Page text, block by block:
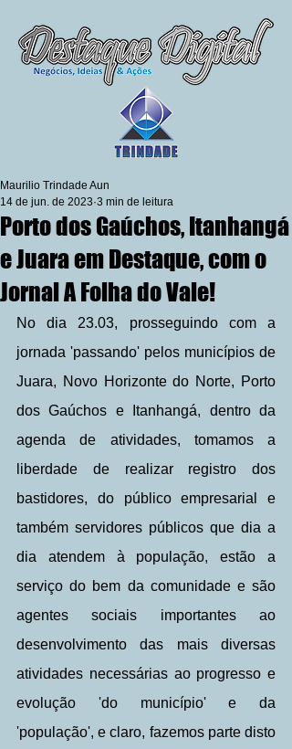
Porto dos Gaúchos, Itanhangá
e Juara em Destaque, com o
Jornal A Folha do Vale!
Maurilio Trindade Aun
14 de jun. de 2023 3 min de leitura
No dia 23.03, prosseguindo com a
jornada 'passando' pelos municípios de
Juara, Novo Horizonte do Norte, Porto
dos Gaúchos e Itanhangá, dentro da
agenda de atividades, tomamos a
liberdade de realizar registro dos
bastidores, do público empresarial e
também servidores públicos que dia a
dia atendem à população, estão a
serviço do bem da comunidade e são
agentes sociais importantes ao
desenvolvimento das mais diversas
atividades necessárias ao progresso e
evolução 'do município' e da
'população', e claro, fazemos parte disto